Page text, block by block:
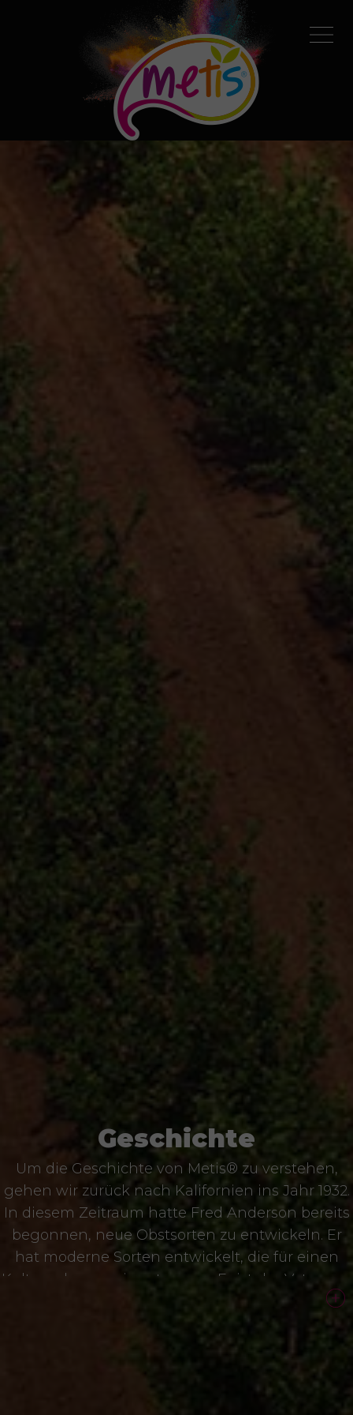
Geschichte
Um die Geschichte von Metis® zu verstehen,
gehen wir zurück nach Kalifornien ins Jahr 1932.
In diesem Zeitraum hatte Fred Anderson bereits
begonnen, neue Obstsorten zu entwickeln. Er
hat moderne Sorten entwickelt, die für einen
Kulturanbau geeignet waren. Er ist der Vater von
dem, was wir heute als Nektarine kennen.
Jahren, begann Norman Bradford mit Fred
zusammenzuarbeiten und widmete sein Leben